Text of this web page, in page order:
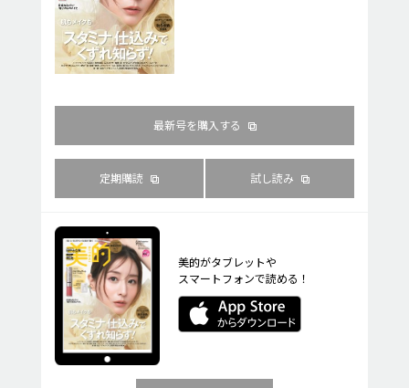
最新号を購入する
定期購読 試し読み
美的がタブレットや
スマートフォンで読める！